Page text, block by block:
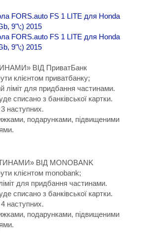
ВІД ПриватБанк
клієнтом приватбанку;
ліміт для придбання частинами.
списано з банківської картки.
наступних.
подарунками, підвищеними
ВІД MONOBANK
клієнтом monobank;
для придбання частинами.
списано з банківської картки.
наступних.
подарунками, підвищеними